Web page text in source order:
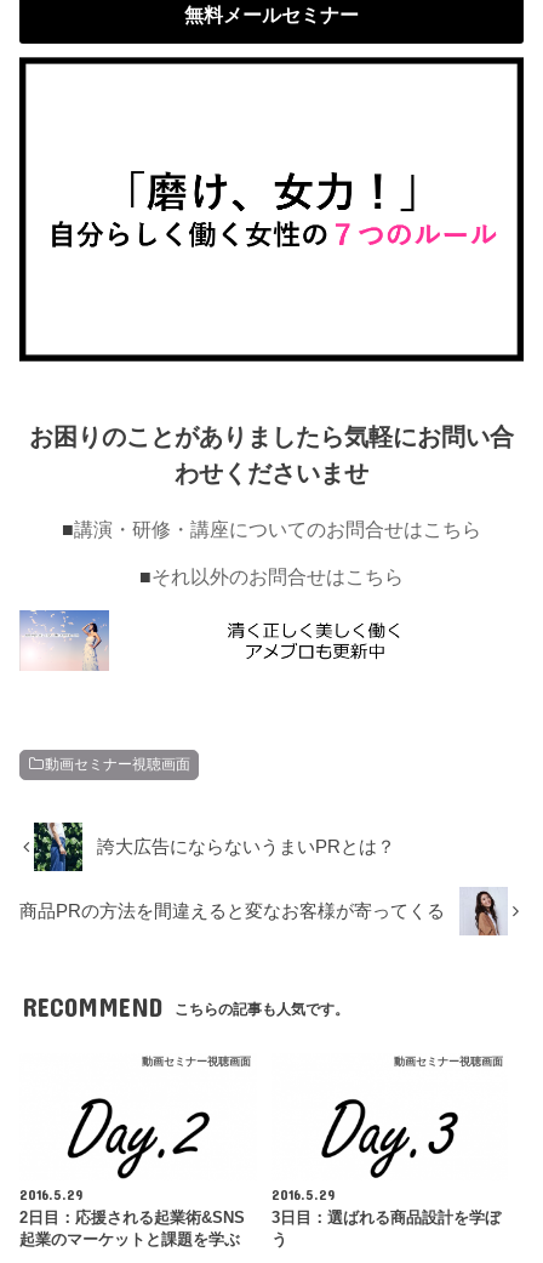
無料メールセミナー
お困りのことがありましたら気軽にお問い合
わせくださいませ
■講演・研修・講座についてのお問合せはこちら
■それ以外のお問合せはこちら
動画セミナー視聴画面
誇大広告にならないうまいPRとは？
商品PRの方法を間違えると変なお客様が寄ってくる
RECOMMEND こちらの記事も人気です。
動画セミナー視聴画面
2016.5.29
2日目：応援される起業術&SNS
起業のマーケットと課題を学ぶ
動画セミナー視聴画面
2016.5.29
3日目：選ばれる商品設計を学ぼ
う